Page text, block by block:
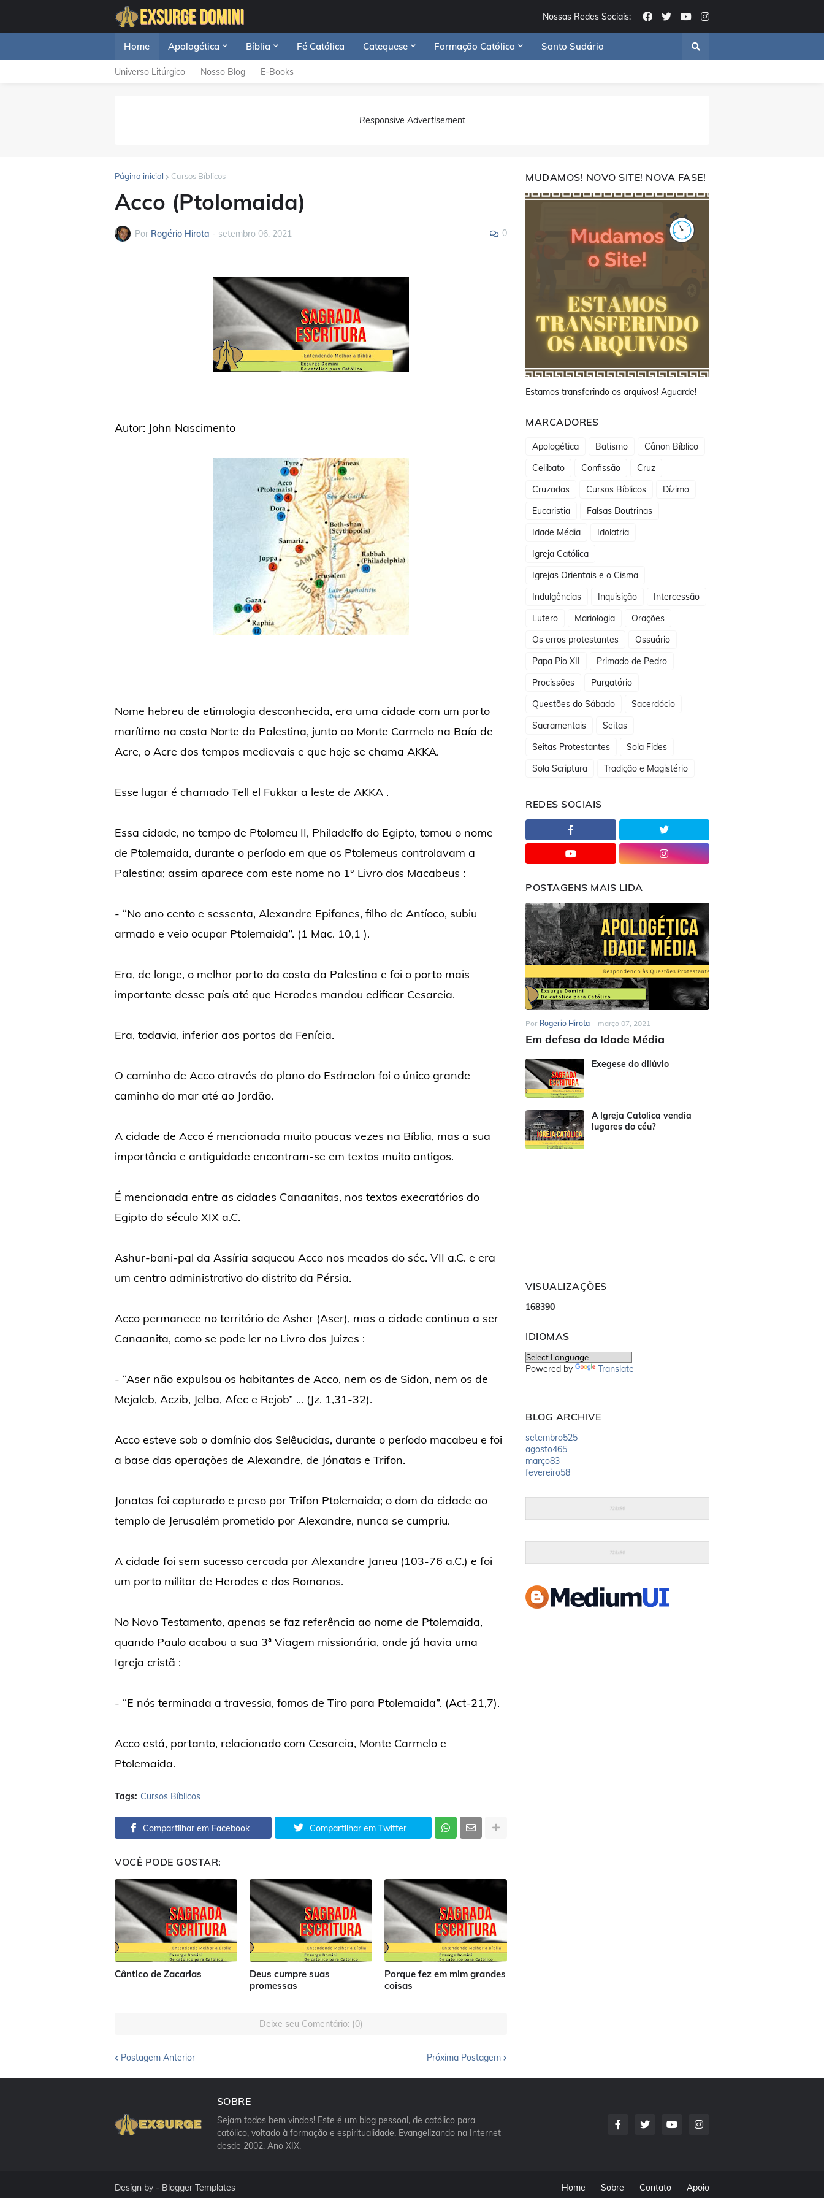
Nossas Redes Sociais:
Home Apologética Bíblia Fé Católica Catequese Formação Católica Santo Sudário
Universo Litúrgico Nosso Blog E-Books
Responsive Advertisement
Página inicial Cursos Bíblicos
Acco (Ptolomaida)
Por Rogério Hirota - setembro 06, 2021 0
Autor: John Nascimento
Nome hebreu de etimologia desconhecida, era uma cidade com um porto
marítimo na costa Norte da Palestina, junto ao Monte Carmelo na Baía de
Acre, o Acre dos tempos medievais e que hoje se chama AKKA.
Esse lugar é chamado Tell el Fukkar a leste de AKKA .
Essa cidade, no tempo de Ptolomeu II, Philadelfo do Egipto, tomou o nome
de Ptolemaida, durante o período em que os Ptolemeus controlavam a
Palestina; assim aparece com este nome no 1° Livro dos Macabeus :
- “No ano cento e sessenta, Alexandre Epifanes, filho de Antíoco, subiu
armado e veio ocupar Ptolemaida”. (1 Mac. 10,1 ).
Era, de longe, o melhor porto da costa da Palestina e foi o porto mais
importante desse país até que Herodes mandou edificar Cesareia.
Era, todavia, inferior aos portos da Fenícia.
O caminho de Acco através do plano do Esdraelon foi o único grande
caminho do mar até ao Jordão.
A cidade de Acco é mencionada muito poucas vezes na Bíblia, mas a sua
importância e antiguidade encontram-se em textos muito antigos.
É mencionada entre as cidades Canaanitas, nos textos execratórios do
Egipto do século XIX a.C.
Ashur-bani-pal da Assíria saqueou Acco nos meados do séc. VII a.C. e era
um centro administrativo do distrito da Pérsia.
Acco permanece no território de Asher (Aser), mas a cidade continua a ser
Canaanita, como se pode ler no Livro dos Juizes :
- “Aser não expulsou os habitantes de Acco, nem os de Sidon, nem os de
Mejaleb, Aczib, Jelba, Afec e Rejob” ... (Jz. 1,31-32).
Acco esteve sob o domínio dos Selêucidas, durante o período macabeu e foi
a base das operações de Alexandre, de Jónatas e Trifon.
Jonatas foi capturado e preso por Trifon Ptolemaida; o dom da cidade ao
templo de Jerusalém prometido por Alexandre, nunca se cumpriu.
A cidade foi sem sucesso cercada por Alexandre Janeu (103-76 a.C.) e foi
um porto militar de Herodes e dos Romanos.
No Novo Testamento, apenas se faz referência ao nome de Ptolemaida,
quando Paulo acabou a sua 3ª Viagem missionária, onde já havia uma
Igreja cristã :
- “E nós terminada a travessia, fomos de Tiro para Ptolemaida”. (Act-21,7).
Acco está, portanto, relacionado com Cesareia, Monte Carmelo e
Ptolemaida.
Tags: Cursos Bíblicos
Compartilhar em Facebook Compartilhar em Twitter
VOCÊ PODE GOSTAR:
Cântico de Zacarias
Deus cumpre suas
promessas
Porque fez em mim grandes
coisas
Deixe seu Comentário: (0)
Postagem Anterior Próxima Postagem
MUDAMOS! NOVO SITE! NOVA FASE!
Estamos transferindo os arquivos! Aguarde!
MARCADORES
Apologética Batismo
Cânon Bíblico
Celibato
Confissão
Cruz
Cruzadas
Cursos Bíblicos
Dízimo
Eucaristia
Falsas Doutrinas
Idade Média
Idolatria
Igreja Católica
Igrejas Orientais e o Cisma
Indulgências
Inquisição
Intercessão
Lutero
Mariologia
Orações
Os erros protestantes
Ossuário
Papa Pio XII
Primado de Pedro
Procissões
Purgatório
Questões do Sábado
Sacerdócio
Sacramentais
Seitas
Seitas Protestantes
Sola Fides
Sola Scriptura
Tradição e Magistério
REDES SOCIAIS
POSTAGENS MAIS LIDA
Por Rogerio Hirota - março 07, 2021
Em defesa da Idade Média
Exegese do dilúvio
A Igreja Catolica vendia
lugares do céu?
VISUALIZAÇÕES
168390
IDIOMAS
Powered by Translate
BLOG ARCHIVE
setembro525
agosto465
março83
fevereiro58
SOBRE
Sejam todos bem vindos! Este é um blog pessoal, de católico para
católico, voltado à formação e espiritualidade. Evangelizando na Internet
desde 2002. Ano XIX.
Design by - Blogger Templates Home Sobre Contato Apoio